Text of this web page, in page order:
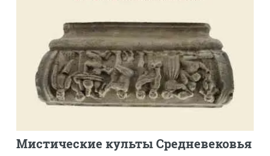
Мистические культы Средневековья